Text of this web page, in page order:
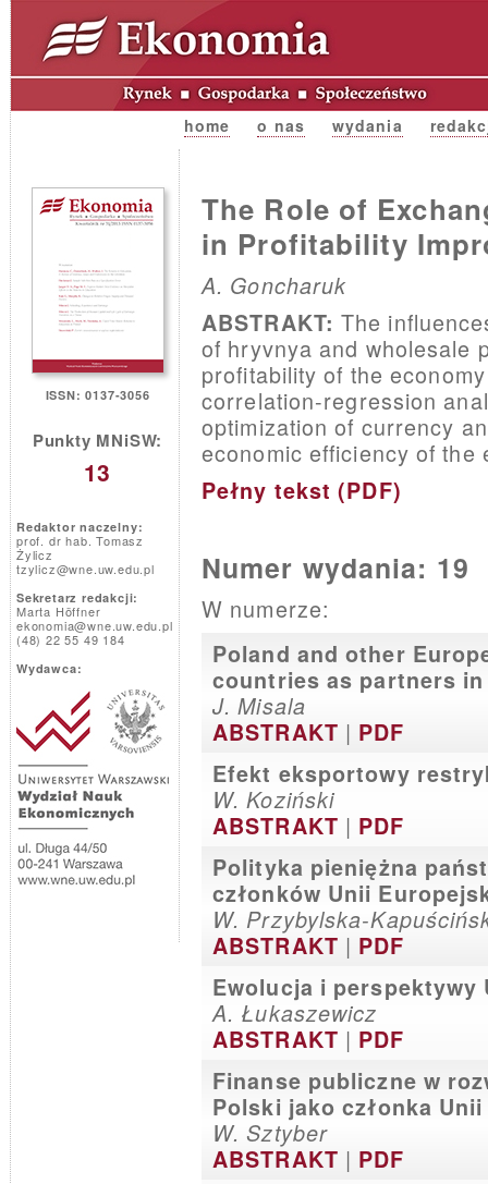
home o nas wydania
ISSN: 0137-3056
Punkty MNiSW:
13
Redaktor naczelny:
prof. dr hab. Tomasz
Żylicz
tzylicz@wne.uw.edu.pl
Sekretarz redakcji:
Marta Höffner
ekonomia@wne.uw.edu.pl
(48) 22 55 49 184
Wydawca:
The Role of
in Profitability
A. Goncharuk
ABSTRAKT: The
of hryvnya and wholesale
profitability of the
correlation-regression
optimization of currency
economic efficiency of the
Pełny tekst (PDF)
Numer wydania: 19
W numerze:
Poland and other
countries as partners
J. Misala
ABSTRAKT | PDF
Efekt eksportowy
W. Koziński
ABSTRAKT | PDF
Polityka pieniężna
członków Unii
W. Przybylska-
ABSTRAKT | PDF
Ewolucja i perspektywy
A. Łukaszewicz
ABSTRAKT | PDF
Finanse publiczne w
Polski jako członka
W. Sztyber
ABSTRAKT | PDF